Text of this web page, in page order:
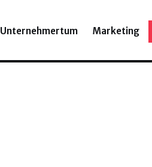
Unternehmertum Marketing